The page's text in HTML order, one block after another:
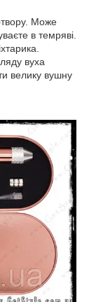
Може
в темряві.
вуха
велику вушну